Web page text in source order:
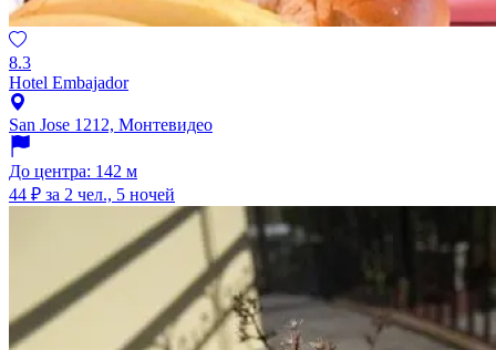
8.3
Hotel Embajador
San Jose 1212, Монтевидео
До центра: 142 м
44 ₽ за 2 чел., 5 ночей